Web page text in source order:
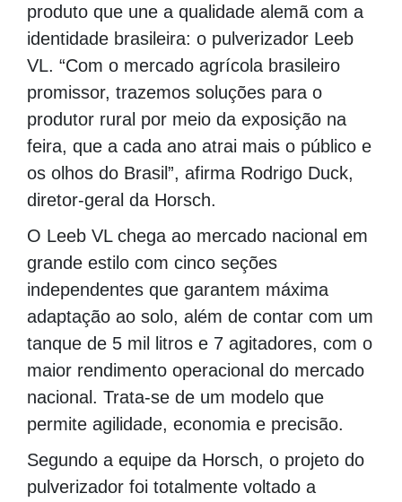
produto que une a qualidade alemã com a
identidade brasileira: o pulverizador Leeb
VL. “Com o mercado agrícola brasileiro
promissor, trazemos soluções para o
produtor rural por meio da exposição na
feira, que a cada ano atrai mais o público e
os olhos do Brasil”, afirma Rodrigo Duck,
diretor-geral da Horsch.
O Leeb VL chega ao mercado nacional em
grande estilo com cinco seções
independentes que garantem máxima
adaptação ao solo, além de contar com um
tanque de 5 mil litros e 7 agitadores, com o
maior rendimento operacional do mercado
nacional. Trata-se de um modelo que
permite agilidade, economia e precisão.
Segundo a equipe da Horsch, o projeto do
pulverizador foi totalmente voltado a